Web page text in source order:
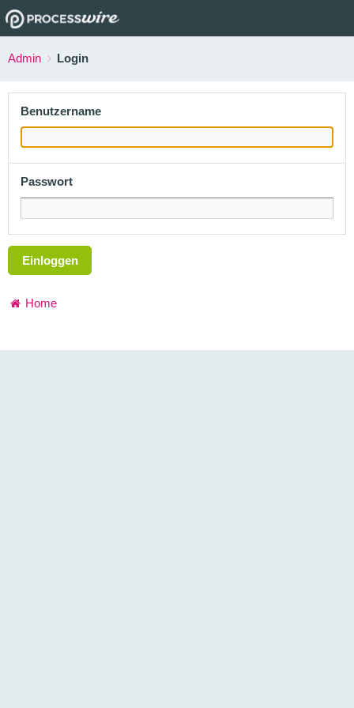
Admin Login
Benutzername
Passwort
Einloggen
Home